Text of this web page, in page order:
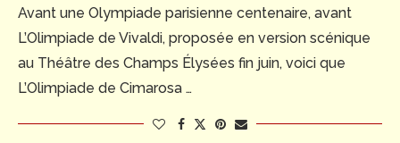
Avant une Olympiade parisienne centenaire, avant
L’Olimpiade de Vivaldi, proposée en version scénique
au Théâtre des Champs Élysées fin juin, voici que
L’Olimpiade de Cimarosa …